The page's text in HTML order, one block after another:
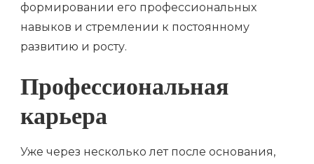
формировании его профессиональных
навыков и стремлении к постоянному
развитию и росту.
Профессиональная
карьера
Уже через несколько лет после основания,